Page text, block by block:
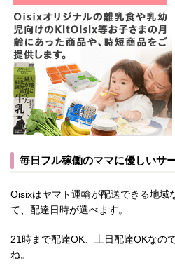
毎日フル稼働のママに優しいサ
Oisixはヤマト運輸が配送できる地域
て、配達日時が選べます。
21時まで配達OK、土日配達OKなの
ね。